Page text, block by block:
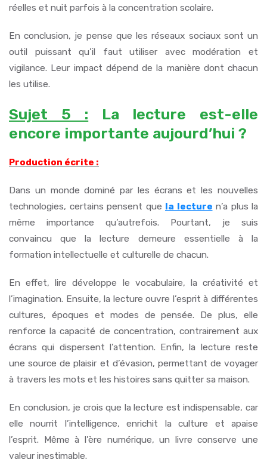
réelles et nuit parfois à la concentration scolaire.
En conclusion, je pense que les réseaux sociaux sont un
outil puissant qu’il faut utiliser avec modération et
vigilance. Leur impact dépend de la manière dont chacun
les utilise.
Sujet 5 : La lecture est-elle
encore importante aujourd’hui ?
Production écrite :
Dans un monde dominé par les écrans et les nouvelles
technologies, certains pensent que la lecture n’a plus la
même importance qu’autrefois. Pourtant, je suis
convaincu que la lecture demeure essentielle à la
formation intellectuelle et culturelle de chacun.
En effet, lire développe le vocabulaire, la créativité et
l’imagination. Ensuite, la lecture ouvre l’esprit à différentes
cultures, époques et modes de pensée. De plus, elle
renforce la capacité de concentration, contrairement aux
écrans qui dispersent l’attention. Enfin, la lecture reste
une source de plaisir et d’évasion, permettant de voyager
à travers les mots et les histoires sans quitter sa maison.
En conclusion, je crois que la lecture est indispensable, car
elle nourrit l’intelligence, enrichit la culture et apaise
l’esprit. Même à l’ère numérique, un livre conserve une
valeur inestimable.